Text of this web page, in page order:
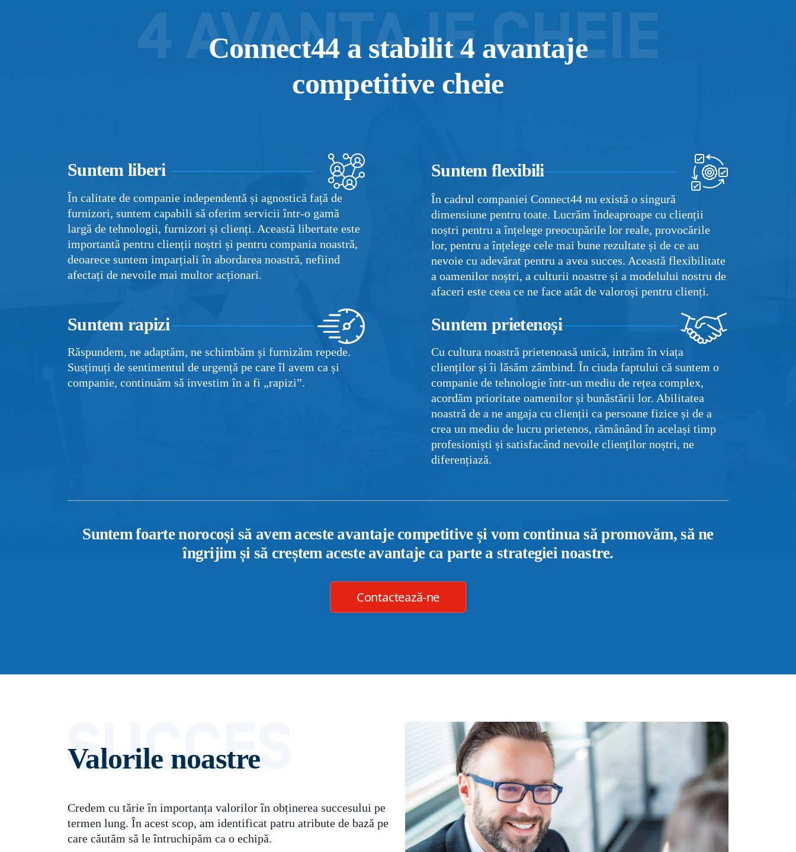
Connect44 a stabilit 4 avantaje
competitive cheie
Suntem liberi
În calitate de companie independentă și agnostică față de
furnizori, suntem capabili să oferim servicii într-o gamă
largă de tehnologii, furnizori și clienți. Această libertate este
importantă pentru clienții noștri și pentru compania noastră,
deoarece suntem imparțiali în abordarea noastră, nefiind
afectați de nevoile mai multor acționari.
Suntem flexibili
În cadrul companiei Connect44 nu există o singură
dimensiune pentru toate. Lucrăm îndeaproape cu clienții
noștri pentru a înțelege preocupările lor reale, provocările
lor, pentru a înțelege cele mai bune rezultate și de ce au
nevoie cu adevărat pentru a avea succes. Această flexibilitate
a oamenilor noștri, a culturii noastre și a modelului nostru de
afaceri este ceea ce ne face atât de valoroși pentru clienți.
Suntem rapizi
Răspundem, ne adaptăm, ne schimbăm și furnizăm repede.
Susținuți de sentimentul de urgență pe care îl avem ca și
companie, continuăm să investim în a fi „rapizi”.
Suntem prietenoși
Cu cultura noastră prietenoasă unică, intrăm în viața
clienților și îi lăsăm zâmbind. În ciuda faptului că suntem o
companie de tehnologie într-un mediu de rețea complex,
acordăm prioritate oamenilor și bunăstării lor. Abilitatea
noastră de a ne angaja cu clienții ca persoane fizice și de a
crea un mediu de lucru prietenos, rămânând în același timp
profesioniști și satisfacând nevoile clienților noștri, ne
diferențiază.
Suntem foarte norocoși să avem aceste avantaje competitive și vom continua să promovăm, să ne
îngrijim și să creștem aceste avantaje ca parte a strategiei noastre.
Contactează-ne
Valorile noastre
Credem cu tărie în importanța valorilor în obținerea succesului pe
termen lung. În acest scop, am identificat patru atribute de bază pe
care căutăm să le întruchipăm ca o echipă.